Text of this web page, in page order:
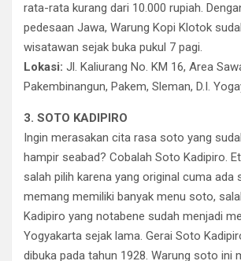
rata-rata kurang dari 10.000 rupiah.
pedesaan Jawa, Warung Kopi Klotok
wisatawan sejak buka pukul 7 pagi.
Lokasi: Jl. Kaliurang No. KM 16, Area
Pakembinangun, Pakem, Sleman, D.I.
3. SOTO KADIPIRO
Ingin merasakan cita rasa soto yang
hampir seabad? Cobalah Soto Kadipiro.
salah pilih karena yang original cuma ada
memang memiliki banyak menu soto,
Kadipiro yang notabene sudah menjadi
Yogyakarta sejak lama. Gerai Soto
dibuka pada tahun 1928. Warung soto ini